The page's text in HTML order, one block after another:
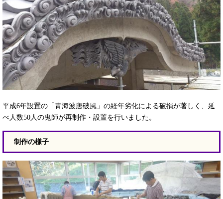
平成6年設置の「青海波唐破風」の経年劣化による破損が著しく、延
べ人数50人の鬼師が再制作・設置を行いました。
制作の様子